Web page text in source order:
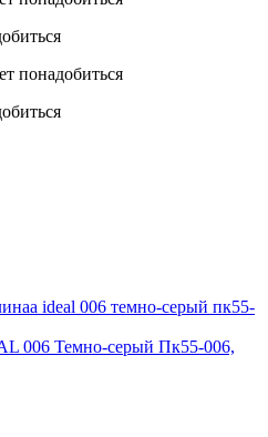
006 Темно-серый Пк55-006,